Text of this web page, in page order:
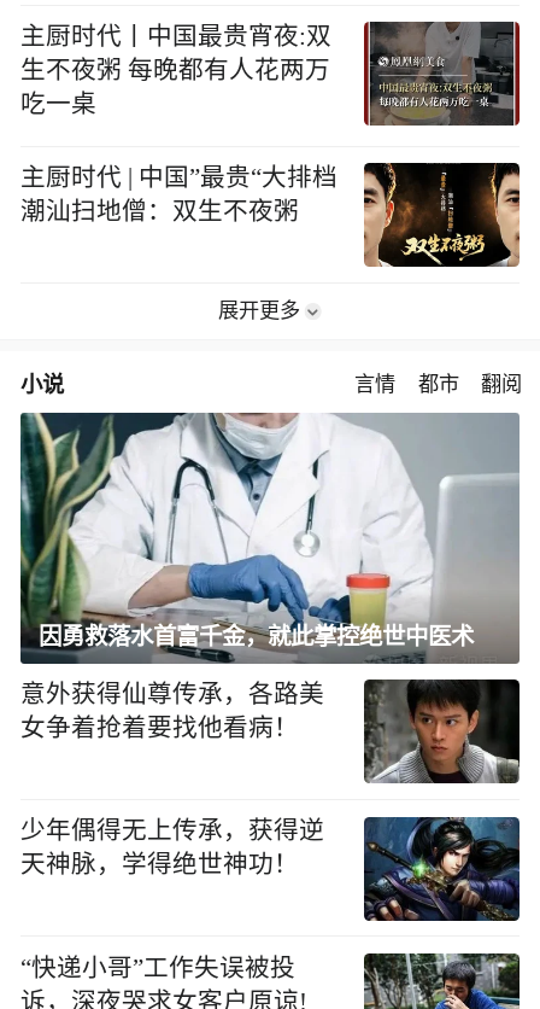
主厨时代丨中国最贵宵夜:双
生不夜粥 每晚都有人花两万
吃一桌
主厨时代 | 中国”最贵“大排档
潮汕扫地僧：双生不夜粥
展开更多
小说 言情 都市 翻阅
因勇救落水首富千金，就此掌控绝世中医术
意外获得仙尊传承，各路美
女争着抢着要找他看病！
少年偶得无上传承，获得逆
天神脉，学得绝世神功！
“快递小哥”工作失误被投
诉，深夜哭求女客户原谅!